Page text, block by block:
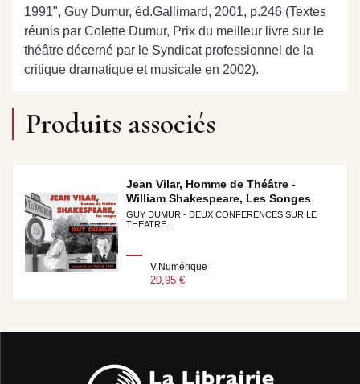
1991", Guy Dumur, éd.Gallimard, 2001, p.246 (Textes
réunis par Colette Dumur, Prix du meilleur livre sur le
théâtre décerné par le Syndicat professionnel de la
critique dramatique et musicale en 2002).
Produits associés
Jean Vilar, Homme de Théâtre -
William Shakespeare, Les Songes
GUY DUMUR - DEUX CONFERENCES SUR LE
THEATRE...
V.Numérique
20,95 €